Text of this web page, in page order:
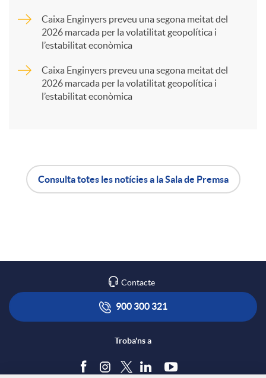
x
Caixa Enginyers preveu una segona meitat del
2026 marcada per la volatilitat geopolítica i
l’estabilitat econòmica
Caixa Enginyers preveu una segona meitat del
2026 marcada per la volatilitat geopolítica i
l’estabilitat econòmica
i
ó
Consulta totes les notícies a la Sala de Premsa
Contacte
900 300 321
Troba'ns a